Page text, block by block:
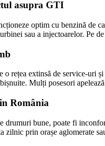
asupra GTI
optim cu benzină de
sau a injectoarelor. Pe
rețea extinsă de service-uri
Mulți posesori
România
drumuri bune, poate fi
zilnic prin orașe aglomerate